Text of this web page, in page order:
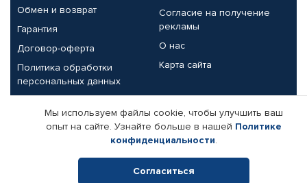
Обмен и возврат
Гарантия
Договор-оферта
Политика обработки
персональных данных
Согласие на получение
рекламы
О нас
Карта сайта
Партнерам
Корпоративным клиентам
Поставщикам
Реквизиты компании
Мы используем файлы cookie, чтобы улучшить ваш
опыт на сайте. Узнайте больше в нашей Политике
конфиденциальности.
Согласиться